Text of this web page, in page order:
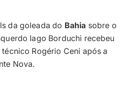
da goleada do Bahia sobre o
Iago Borduchi recebeu
Rogério Ceni após a
Nova.